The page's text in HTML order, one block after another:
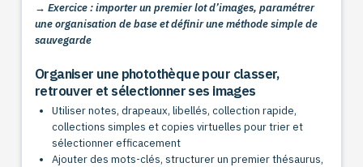
→ Exercice : importer un premier lot d’images, paramétrer
une organisation de base et définir une méthode simple de
sauvegarde
Organiser une photothèque pour classer,
retrouver et sélectionner ses images
Utiliser notes, drapeaux, libellés, collection rapide,
collections simples et copies virtuelles pour trier et
sélectionner efficacement
Ajouter des mots-clés, structurer un premier thésaurus,